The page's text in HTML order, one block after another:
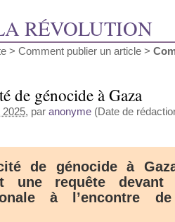
RÉVOLUTION
> Comment publier un article >
de génocide à Gaza
2025, par anonyme (Date de
de génocide à
une requête
à l’encontre